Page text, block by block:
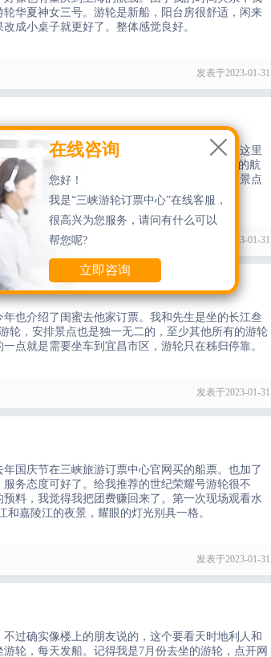
华夏神女三号。游轮是新船，阳台房很舒适，闲来
成小桌子就更好了。整体感觉良好。
发表于2023-01-31
看到他们网站上有很多港口可以选择，去年在这里
走重庆-宜昌航线，我是坐的宜昌开往重庆方向的航
几个自费的景点，我觉得都可以去看看，每个景点
袋，而且寸步难移。
发表于2023-01-31
也介绍了闺蜜去他家订票。我和先生是坐的长江叁
轮，安排景点也是独一无二的，至少其他所有的游轮
点就是需要坐车到宜昌市区，游轮只在秭归停靠。
发表于2023-01-31
国庆节在三峡旅游订票中心官网买的船票。也加了
务态度可好了。给我推荐的世纪荣耀号游轮很不
料，我觉得我把团费赚回来了。第一次现场观看水
嘉陵江的夜景，耀眼的灯光别具一格。
发表于2023-01-31
过确实像楼上的朋友说的，这个要看天时地利人和
轮，每天发船。记得我是7月份去坐的游轮，点开网

在线咨询
您好！
我是“三峡游轮订票中心”在线客服，
很高兴为您服务，请问有什么可以
帮您呢?
立即咨询